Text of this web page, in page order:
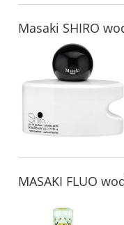
Masaki SHIRO
MASAKI FLUO